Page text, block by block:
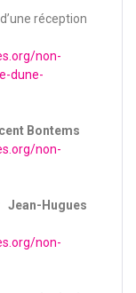
réception
non-
dune-
Bontems
non-
Jean-Hugues
non-